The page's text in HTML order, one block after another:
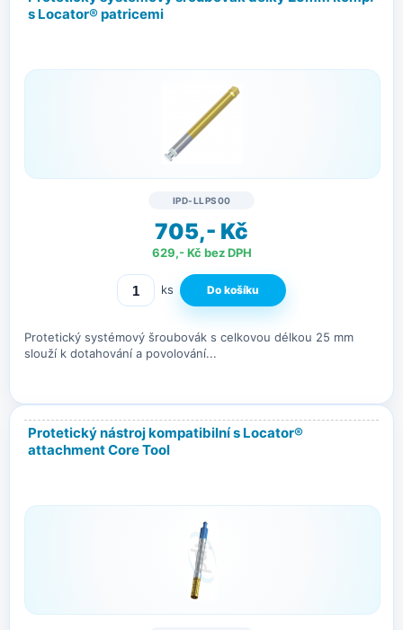
s Locator® patricemi
IPD-LLPS00
705,- Kč
629,- Kč bez DPH
ks
Protetický systémový šroubovák s celkovou délkou 25 mm
slouží k dotahování a povolování...
Protetický nástroj kompatibilní s Locator®
attachment Core Tool